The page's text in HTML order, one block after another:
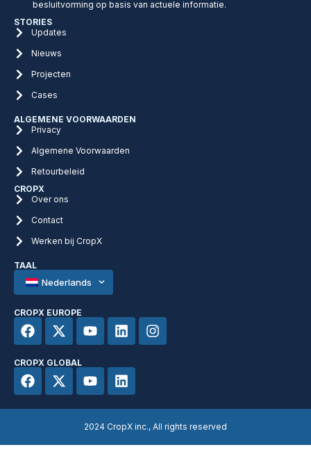
besluitvorming op basis van actuele informatie.
STORIES
Updates
Nieuws
Projecten
Cases
ALGEMENE VOORWAARDEN
Privacy
Algemene Voorwaarden
Retourbeleid
CROPX
Over ons
Contact
Werken bij CropX
TAAL
Nederlands
CROPX EUROPE
CROPX GLOBAL
2024 CropX inc., All rights reserved​